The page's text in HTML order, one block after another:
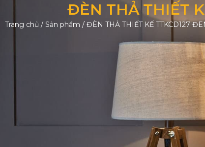
ĐÈN THẢ THIẾT
Trang chủ / Sản phẩm / ĐÈN THẢ THIẾT KẾ TTKCD127